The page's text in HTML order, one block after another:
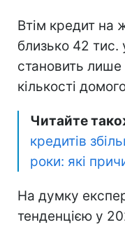
Втім кредит на
близько 42 тис.
становить лише
кількості
Читайте
кредитів
роки: які
На думку
тенденцією у